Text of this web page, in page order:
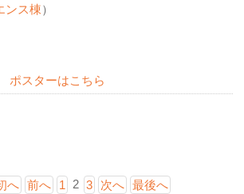
ンス棟）
ポスターはこちら
へ 前へ 1 2 3 次へ
最後へ